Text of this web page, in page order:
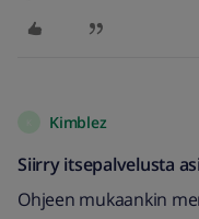
Kimblez
Siirry itsepalvelusta
Ohjeen mukaankin